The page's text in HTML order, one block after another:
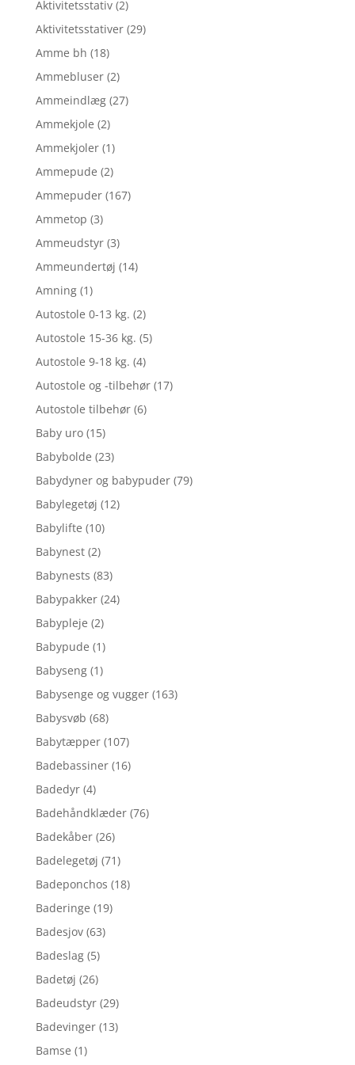
Aktivitetsstativ (2)
Aktivitetsstativer (29)
Amme bh (18)
Ammebluser (2)
Ammeindlæg (27)
Ammekjole (2)
Ammekjoler (1)
Ammepude (2)
Ammepuder (167)
Ammetop (3)
Ammeudstyr (3)
Ammeundertøj (14)
Amning (1)
Autostole 0-13 kg. (2)
Autostole 15-36 kg. (5)
Autostole 9-18 kg. (4)
Autostole og -tilbehør (17)
Autostole tilbehør (6)
Baby uro (15)
Babybolde (23)
Babydyner og babypuder (79)
Babylegetøj (12)
Babylifte (10)
Babynest (2)
Babynests (83)
Babypakker (24)
Babypleje (2)
Babypude (1)
Babyseng (1)
Babysenge og vugger (163)
Babysvøb (68)
Babytæpper (107)
Badebassiner (16)
Badedyr (4)
Badehåndklæder (76)
Badekåber (26)
Badelegetøj (71)
Badeponchos (18)
Baderinge (19)
Badesjov (63)
Badeslag (5)
Badetøj (26)
Badeudstyr (29)
Badevinger (13)
Bamse (1)